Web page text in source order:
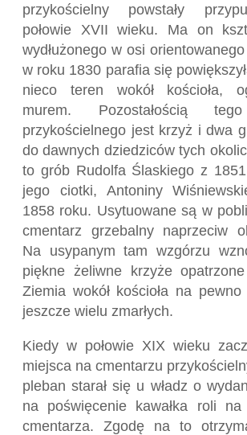
przykościelny powstały
połowie XVII wieku. Ma on
wydłużonego w osi
w roku 1830 parafia się
nieco teren wokół kościoła,
murem. Pozostałością
przykościelnego jest krzyż i dwa
do dawnych dziedziców tych
to grób Rudolfa Ślaskiego z
jego ciotki, Antoniny
1858 roku. Usytuowane są w
cmentarz grzebalny naprzeciw
Na usypanym tam wzgórzu
piękne żeliwne krzyże
Ziemia wokół kościoła na
jeszcze wielu zmarłych.
Kiedy w połowie XIX wieku
miejsca na cmentarzu
pleban starał się u władz o
na poświęcenie kawałka roli na
cmentarza. Zgodę na to